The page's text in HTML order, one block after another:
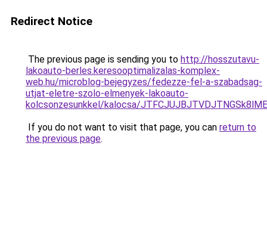
Redirect Notice
The previous page is sending you to http://hosszutavu-
lakoauto-berles.keresooptimalizalas-komplex-
web.hu/microblog-bejegyzes/fedezze-fel-a-szabadsag-
utjat-eletre-szolo-elmenyek-lakoauto-
kolcsonzesunkkel/kalocsa/
If you do not want to visit that page, you can return to
the previous page.